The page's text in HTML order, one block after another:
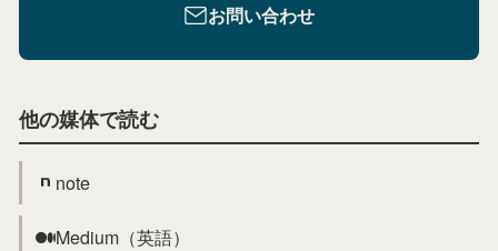
お問い合わせ
他の媒体で読む
note
Medium（英語）